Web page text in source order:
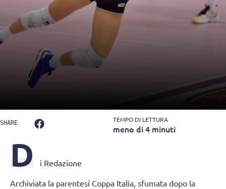
SHARE TEMPO DI LETTURA
meno di 4 minuti
D i Redazione
Archiviata la parentesi Coppa Italia, sfumata dopo la